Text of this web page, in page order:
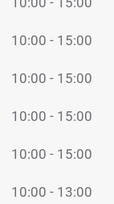
10:00 - 15:00
10:00 - 15:00
10:00 - 15:00
10:00 - 15:00
10:00 - 13:00